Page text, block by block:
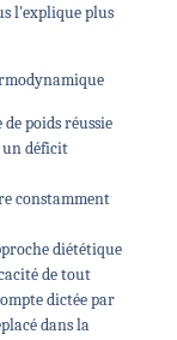
l'explique plus
poids réussie
un déficit
constamment
diététique
de tout
dictée par
dans la